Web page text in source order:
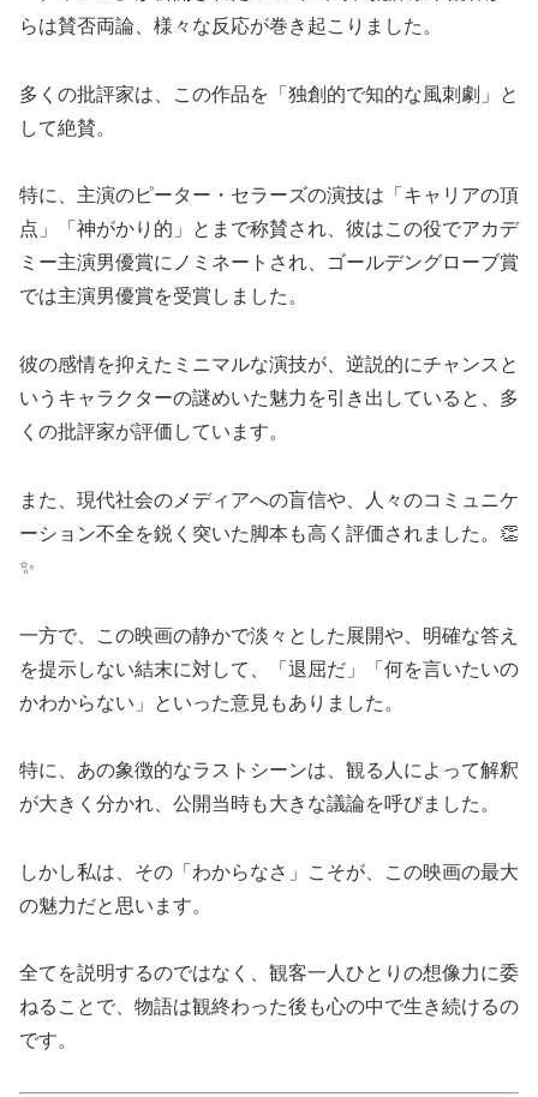
らは賛否両論、様々な反応が巻き起こりました。
多くの批評家は、この作品を「独創的で知的な風刺劇」と
して絶賛。
特に、主演のピーター・セラーズの演技は「キャリアの頂
点」「神がかり的」とまで称賛され、彼はこの役でアカデ
ミー主演男優賞にノミネートされ、ゴールデングローブ賞
では主演男優賞を受賞しました。
彼の感情を抑えたミニマルな演技が、逆説的にチャンスと
いうキャラクターの謎めいた魅力を引き出していると、多
くの批評家が評価しています。
また、現代社会のメディアへの盲信や、人々のコミュニケ
ーション不全を鋭く突いた脚本も高く評価されました。👏
✨
一方で、この映画の静かで淡々とした展開や、明確な答え
を提示しない結末に対して、「退屈だ」「何を言いたいの
かわからない」といった意見もありました。
特に、あの象徴的なラストシーンは、観る人によって解釈
が大きく分かれ、公開当時も大きな議論を呼びました。
しかし私は、その「わからなさ」こそが、この映画の最大
の魅力だと思います。
全てを説明するのではなく、観客一人ひとりの想像力に委
ねることで、物語は観終わった後も心の中で生き続けるの
です。